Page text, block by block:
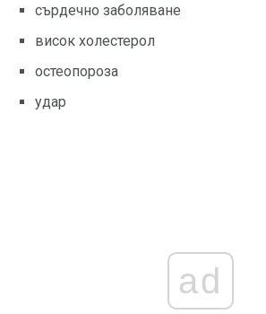
сърдечно заболяване
висок холестерол
остеопороза
удар
ad